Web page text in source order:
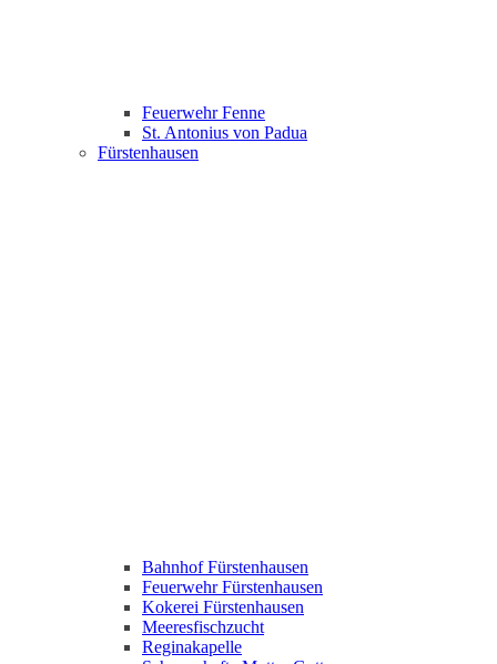
Feuerwehr Fenne
St. Antonius von Padua
Fürstenhausen
Bahnhof Fürstenhausen
Feuerwehr Fürstenhausen
Kokerei Fürstenhausen
Meeresfischzucht
Reginakapelle